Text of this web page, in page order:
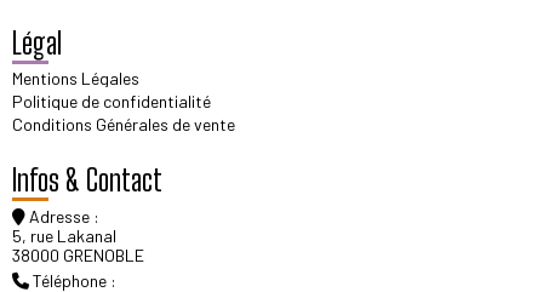
Légal
Mentions Légales
Politique de confidentialité
Conditions Générales de vente
Infos & Contact
Adresse :
5, rue Lakanal
38000 GRENOBLE
Téléphone :